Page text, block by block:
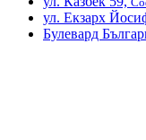
ул. Екзарх
Булевард